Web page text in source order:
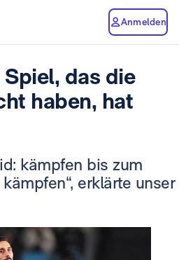
Anmelden
das die
haben, hat
kämpfen bis zum
erklärte unser